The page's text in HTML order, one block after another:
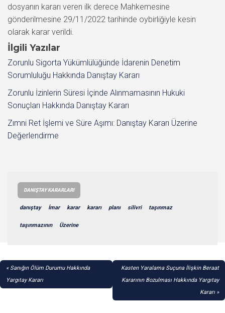
dosyanın kararı veren ilk derece Mahkemesine
gönderilmesine 29/11/2022 tarihinde oybirliğiyle kesin
olarak karar verildi.
İlgili Yazılar
Zorunlu Sigorta Yükümlülüğünde İdarenin Denetim
Sorumluluğu Hakkında Danıştay Kararı
Zorunlu İzinlerin Süresi İçinde Alınmamasının Hukuki
Sonuçları Hakkında Danıştay Kararı
Zımni Ret İşlemi ve Süre Aşımı: Danıştay Kararı Üzerine
Değerlendirme
DANIŞTAY KARARLARI
danıştay İmar karar kararı planı silivri taşınmaz
taşınmazının Üzerine
YAZI
GEZINMESI
Sanığın Ölüm Durumu Hakkında
Yargıtay Kararı
Kasten Yaralama Suçuna İlişkin Beraat
Kararının Bozulması Hakkında Yargıtay
Kararı